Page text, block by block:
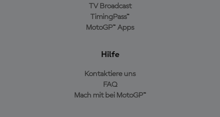
TV Broadcast
TimingPass™
MotoGP™ Apps
Hilfe
Kontaktiere uns
FAQ
Mach mit bei MotoGP™